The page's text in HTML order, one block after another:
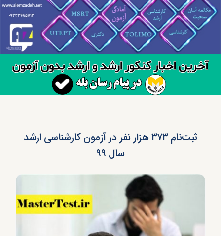
ثبت‌نام ۳۷۳ هزار نفر در آزمون کارشناسی ارشد
سال ۹۹